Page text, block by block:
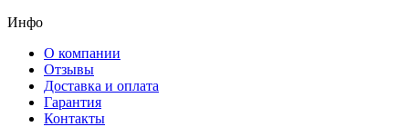
Инфо
О компании
Отзывы
Доставка и оплата
Гарантия
Контакты